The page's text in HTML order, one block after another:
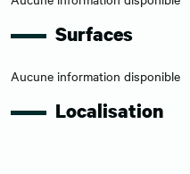
Surfaces
Aucune information disponible
Localisation